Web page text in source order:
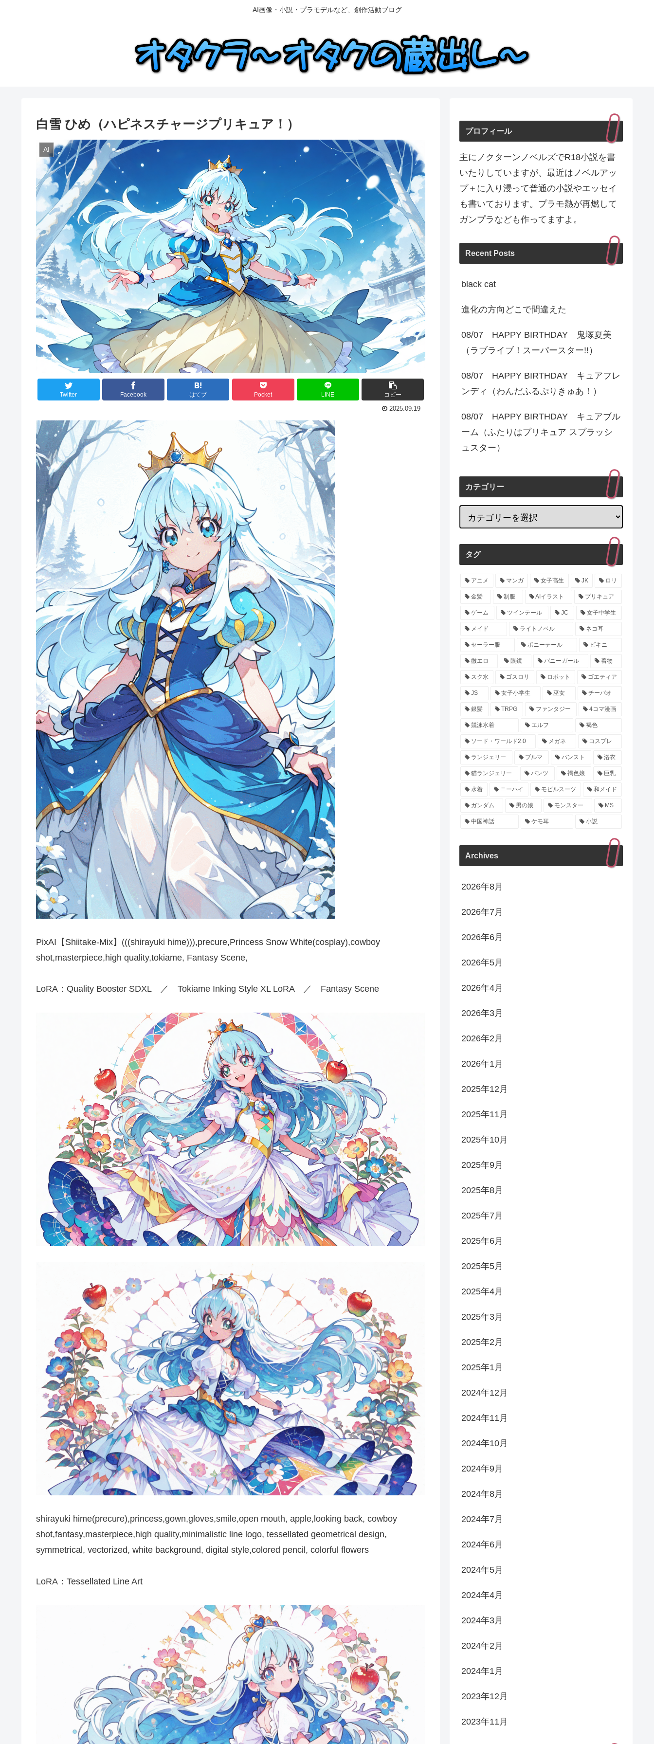
AI画像・小説・プラモデルなど、創作活動ブログ
白雪 ひめ（ハピネスチャージプリキュア！）
AI
Twitter Facebook はてブ Pocket LINE コピー
2025.09.19
PixAI【Shiitake-Mix】(((shirayuki hime))),precure,Princess Snow White(cosplay),cowboy
shot,masterpiece,high quality,tokiame, Fantasy Scene,
LoRA：Quality Booster SDXL ／ Tokiame Inking Style XL LoRA ／ Fantasy Scene
shirayuki hime(precure),princess,gown,gloves,smile,open mouth, apple,looking back, cowboy
shot,fantasy,masterpiece,high quality,minimalistic line logo, tessellated geometrical design,
symmetrical, vectorized, white background, digital style,colored pencil, colorful flowers
LoRA：Tessellated Line Art
プロフィール
主にノクターンノベルズでR18小説を書
いたりしていますが、最近はノベルアッ
プ＋に入り浸って普通の小説やエッセイ
も書いております。プラモ熱が再燃して
ガンプラなども作ってますよ。
Recent Posts
black cat
進化の方向どこで間違えた
08/07 HAPPY BIRTHDAY 鬼塚夏美
（ラブライブ！スーパースター!!）
08/07 HAPPY BIRTHDAY キュアフレ
ンディ（わんだふるぷりきゅあ！）
08/07 HAPPY BIRTHDAY キュアブル
ーム（ふたりはプリキュア スプラッシ
ュスター）
カテゴリー
タグ
アニメ マンガ 女子高生 JK ロリ
金髪 制服 AIイラスト プリキュア
ゲーム ツインテール JC 女子中学生
メイド ライトノベル ネコ耳
セーラー服 ポニーテール ビキニ
微エロ 眼鏡 バニーガール 着物
スク水 ゴスロリ ロボット ゴエティア
JS 女子小学生 巫女 チーパオ
銀髪 TRPG ファンタジー 4コマ漫画
競泳水着 エルフ 褐色
ソード・ワールド2.0 メガネ コスプレ
ランジェリー ブルマ パンスト 浴衣
猫ランジェリー パンツ 褐色娘 巨乳
水着 ニーハイ モビルスーツ 和メイド
ガンダム 男の娘 モンスター MS
中国神話 ケモ耳 小説
Archives
2026年8月
2026年7月
2026年6月
2026年5月
2026年4月
2026年3月
2026年2月
2026年1月
2025年12月
2025年11月
2025年10月
2025年9月
2025年8月
2025年7月
2025年6月
2025年5月
2025年4月
2025年3月
2025年2月
2025年1月
2024年12月
2024年11月
2024年10月
2024年9月
2024年8月
2024年7月
2024年6月
2024年5月
2024年4月
2024年3月
2024年2月
2024年1月
2023年12月
2023年11月